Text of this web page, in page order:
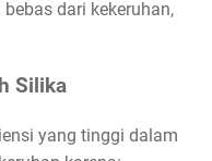
dari kekeruhan,
Silika
yang tinggi dalam